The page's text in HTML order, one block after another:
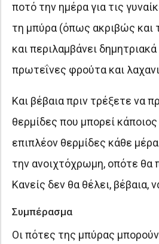
ποτό την ημέρα για τις
τη μπύρα (όπως ακριβώς και
και περιλαμβάνει
πρωτεΐνες φρούτα και
Και βέβαια πριν τρέξετε να
θερμίδες που μπορεί
επιπλέον θερμίδες κάθε
την ανοιχτόχρωμη, οπότε θα
Κανείς δεν θα θέλει, βέβαια,
Συμπέρασμα
Οι πότες της μπύρας